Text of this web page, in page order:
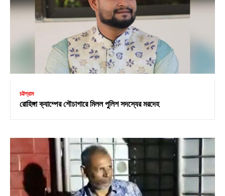
চট্টগ্রাম
রোহিঙ্গা ক্যাম্পের শৌচাগারে মিলল পুলিশ সদস্যের মরদেহ